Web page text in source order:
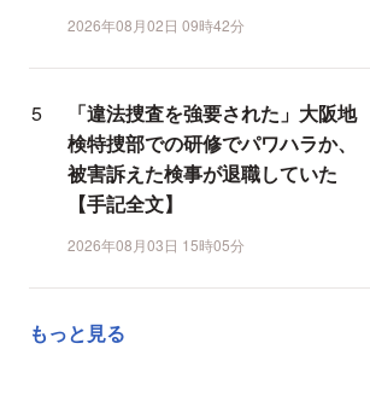
2026年08月02日 09時42分
「違法捜査を強要された」大阪地
検特捜部での研修でパワハラか、
被害訴えた検事が退職していた
【手記全文】
2026年08月03日 15時05分
もっと見る